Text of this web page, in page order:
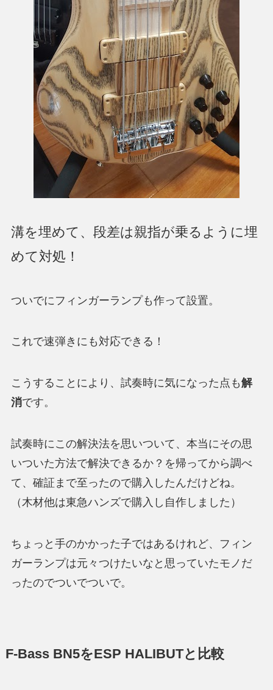
溝を埋めて、段差は親指が乗るように埋
めて対処！
ついでにフィンガーランプも作って設置。
これで速弾きにも対応できる！
こうすることにより、試奏時に気になった点も解
消です。
試奏時にこの解決法を思いついて、本当にその思
いついた方法で解決できるか？を帰ってから調べ
て、確証まで至ったので購入したんだけどね。
（木材他は東急ハンズで購入し自作しました）
ちょっと手のかかった子ではあるけれど、フィン
ガーランプは元々つけたいなと思っていたモノだ
ったのでついでついで。
F-Bass BN5をESP HALIBUTと比較